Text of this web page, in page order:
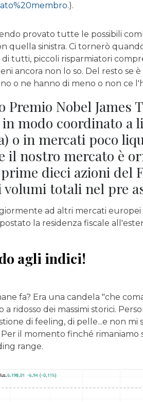
).
provato tutte le possibili
quella sinistra. Ci tornerò
tutti, piccoli risparmiatori
ancora non lo so. Del resto se
o ne hanno di meno o non ce
Nobel James
modo coordinato a
o in mercati poco
il nostro mercato è
dieci azioni del
volumi totali nel pre
ad altri mercati
la residenza fiscale
agli indici!
fa? Era una candela "che
ridosso dei massimi storici.
di feeling, di pelle...e non
il momento finché rimaniamo
range.